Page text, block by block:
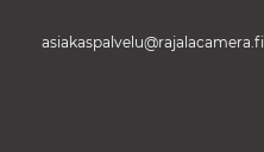
asiakaspalvelu@rajalacamera.fi